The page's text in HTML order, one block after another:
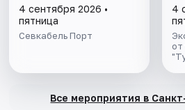
4 сентября 2026 •
пятница
Севкабель Порт
4
от
Все мероприятия в